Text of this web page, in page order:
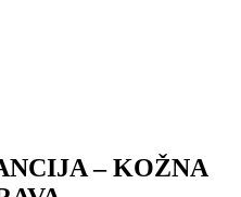
– KOŽNA